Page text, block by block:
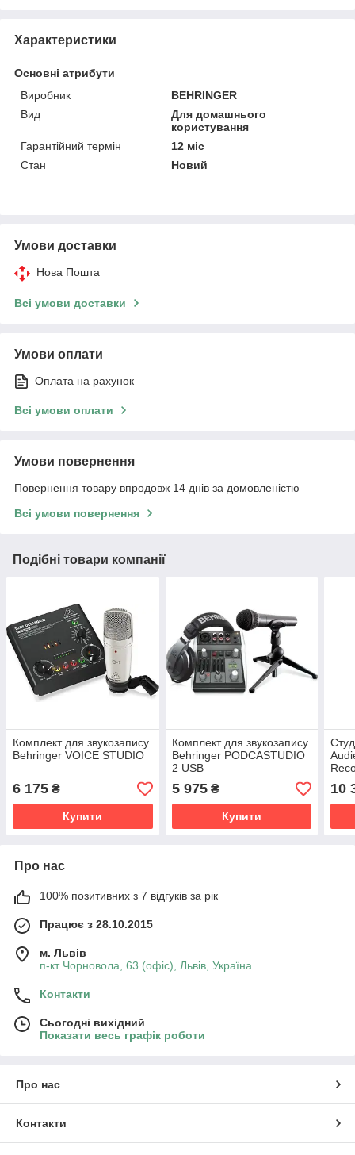
Характеристики
Основні атрибути
Виробник
BEHRINGER
Вид
Для домашнього
користування
Гарантійний термін
12 міс
Стан
Новий
Умови доставки
Нова Пошта
Всі умови доставки
Умови оплати
Оплата на рахунок
Всі умови оплати
Умови повернення
Повернення товару впродовж 14 днів за домовленістю
Всі умови повернення
Подібні товари компанії
Комплект для звукозапису
Behringer VOICE STUDIO
6 175 ₴
Купити
Комплект для звукозапису
Behringer PODCASTUDIO
2 USB
5 975₴
Купити
10
Про нас
100% позитивних з 7 відгуків за рік
Працює з 28.10.2015
м. Львів
п-кт Чорновола, 63 (офіс), Львів, Україна
Контакти
Сьогодні вихідний
Показати весь графік роботи
Про нас
Контакти